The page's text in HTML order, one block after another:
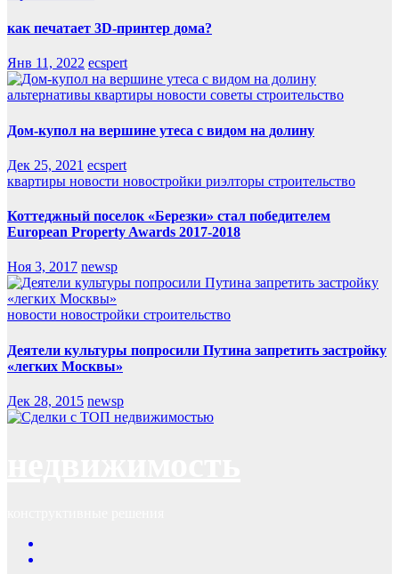
как печатает 3D-принтер дома?
Янв 11, 2022 ecspert
альтернативы квартиры новости советы строительство
Дом-купол на вершине утеса с видом на долину
Дек 25, 2021 ecspert
квартиры новости новостройки риэлторы строительство
Коттеджный поселок «Березки» стал победителем
European Property Awards 2017-2018
Ноя 3, 2017 newsp
новости новостройки строительство
Деятели культуры попросили Путина запретить застройку
«легких Москвы»
Дек 28, 2015 newsp